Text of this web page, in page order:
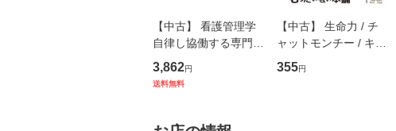
【中古】 看護管理学
自律し協働する専門職
の看護マネジメントス
キル 改訂第3版 (看護
堂 [単行
3,862円
送料無料
【中古】 生命力 / チ
ャットモンチー / キュ
ーンレコード [CD]
【メール便送料無料】
355円